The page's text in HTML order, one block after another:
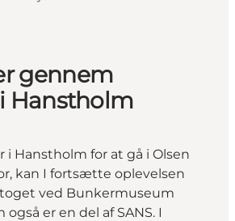
gennem
Hanstholm
i Hanstholm for at gå i Olsen
kan I fortsætte oplevelsen
ved Bunkermuseum
også er en del af SANS. I